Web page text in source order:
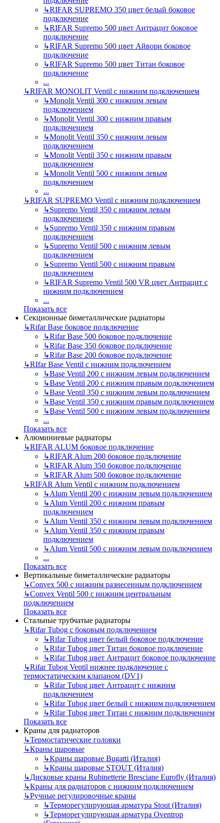
↳RIFAR SUPREMO 350 цвет белый боковое
подключение
↳RIFAR Supremo 500 цвет Антрацит боковое
подключение
↳RIFAR Supremo 500 цвет Айвори боковое
подключение
↳RIFAR Supremo 500 цвет Титан боковое
подключение
...
↳RIFAR MONOLIT Ventil с нижним подключением
↳Monolit Ventil 300 с нижним левым
подключением
↳Monolit Ventil 300 с нижним правым
подключением
↳Monolit Ventil 350 с нижним левым
подключением
↳Monolit Ventil 350 с нижним правым
подключением
↳Monolit Ventil 500 с нижним левым
подключением
...
↳RIFAR SUPREMO Ventil с нижним подключением
↳Supremo Ventil 350 с нижним левым
подключением
↳Supremo Ventil 350 с нижним правым
подключением
↳Supremo Ventil 500 с нижним левым
подключением
↳Supremo Ventil 500 с нижним правым
подключением
↳RIFAR Supremo Ventil 500 VR цвет Антрацит с
нижним подключением
...
Показать все
Секционные биметаллические радиаторы
↳Rifar Base боковое подключение
↳Rifar Base 500 боковое подключение
↳Rifar Base 350 боковое подключение
↳Rifar Base 200 боковое подключение
↳RIfar Base Ventil с нижним подключением
↳Base Ventil 200 с нижним левым подключением
↳Base Ventil 200 с нижним правым подключением
↳Base Ventil 350 с нижним левым подключением
↳Base Ventil 350 с нижним правым подключением
↳Base Ventil 500 с нижним левым подключением
...
Показать все
Алюминиевые радиаторы
↳RIFAR ALUM боковое подключение
↳RIFAR Alum 200 боковое подключение
↳RIFAR Alum 350 боковое подключение
↳RIFAR Alum 500 боковое подключение
↳RIFAR Alum Ventil с нижним подключением
↳Alum Ventil 200 с нижним левым подключением
↳Alum Ventil 200 с нижним правым
подключением
↳Alum Ventil 350 с нижним левым подключением
↳Alum Ventil 350 с нижним правым
подключением
↳Alum Ventil 500 с нижним левым подключением
...
Показать все
Вертикальные биметаллические радиаторы
↳Convex 500 с нижним разнесенным подключением
↳Convex Ventil 500 с нижним центральным
подключением
Показать все
Стальные трубчатые радиаторы
↳Rifar Tubog с боковым подключением
↳Rifar Tubog цвет белый боковое подключение
↳Rifar Tubog цвет Титан боковое подключение
↳Rifar Tubog цвет Антрацит боковое подключение
↳Rifar Tubog Ventil нижнее подключение с
термостатическим клапаном (DV1)
↳Rifar Tubog цвет Антрацит с нижним
подключением
↳Rifar Tubog цвет белый с нижним подключением
↳Rifar Tubog цвет Титан с нижним подключением
Показать все
Краны для радиаторов
↳Термостатические головки
↳Краны шаровые
↳Краны шаровые Bugatti (Италия)
↳Краны шаровые STOUT (Италия)
↳Дисковые краны Rubinetterie Bresciane Eurofly (Италия)
↳Краны для радиаторов с нижним подключением
↳Ручные регулировочные краны
↳Терморегулирующая арматура Stout (Италия)
↳Терморегулирующая арматура Oventrop